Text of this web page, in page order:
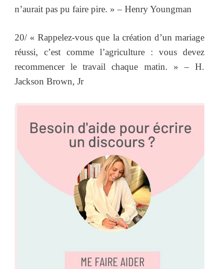
n’aurait pas pu faire pire. » – Henry Youngman
20/ « Rappelez-vous que la création d’un mariage
réussi, c’est comme l’agriculture : vous devez
recommencer le travail chaque matin. » – H.
Jackson Brown, Jr